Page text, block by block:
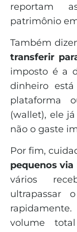
reportam
patrimônio
Também
transferir
imposto é a
dinheiro
plataforma
(wallet), ele
não o gaste
Por fim,
pequenos via
vários
ultrapassar
volume